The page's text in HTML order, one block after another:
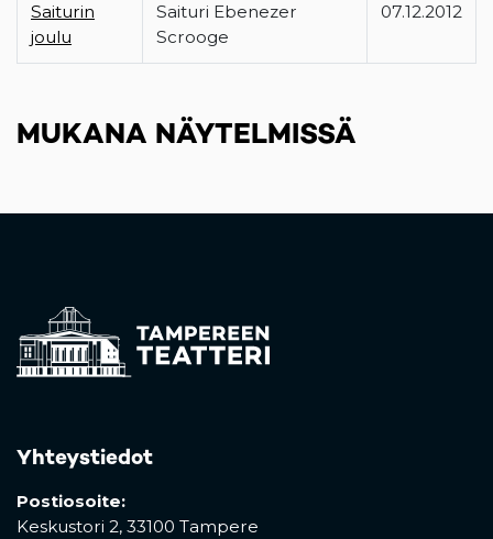
Saiturin
joulu
Saituri Ebenezer
Scrooge
07.12.2012
MUKANA NÄYTELMISSÄ
Yhteystiedot
Postiosoite:
Keskustori 2, 33100 Tampere